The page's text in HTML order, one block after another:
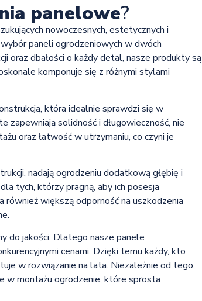
panelowe?
nowoczesnych, estetycznych i
paneli ogrodzeniowych w dwóch
oraz dbałości o każdy detal, nasze produkty są
komponuje się z różnymi stylami
która idealnie sprawdzi się w
zapewniają solidność i długowieczność, nie
oraz łatwość w utrzymaniu, co czyni je
nadają ogrodzeniu dodatkową głębię i
tych, którzy pragną, aby ich posesja
większą odporność na uszkodzenia
do jakości. Dlatego nasze panele
cenami. Dzięki temu każdy, kto
w rozwiązanie na lata. Niezależnie od tego,
w montażu ogrodzenie, które sprosta